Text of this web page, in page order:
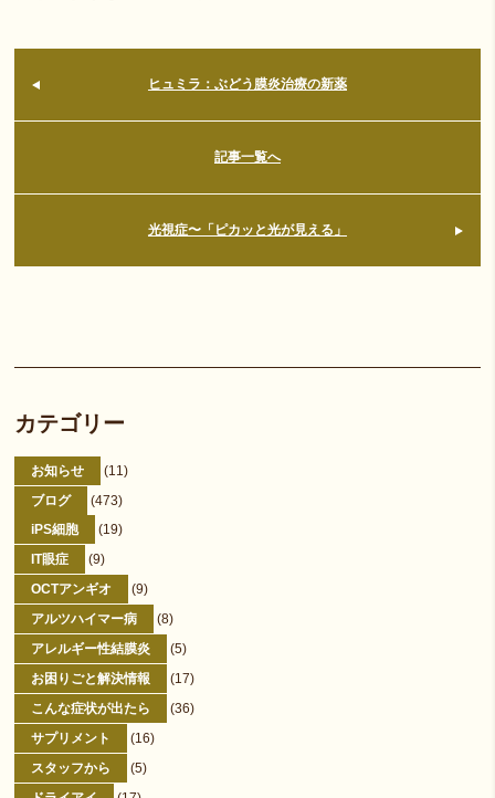
ヒュミラ：ぶどう膜炎治療の新薬
記事一覧へ
光視症〜「ピカッと光が見える」
カテゴリー
お知らせ
(11)
ブログ
(473)
iPS細胞
(19)
IT眼症
(9)
OCTアンギオ
(9)
アルツハイマー病
(8)
アレルギー性結膜炎
(5)
お困りごと解決情報
(17)
こんな症状が出たら
(36)
サプリメント
(16)
スタッフから
(5)